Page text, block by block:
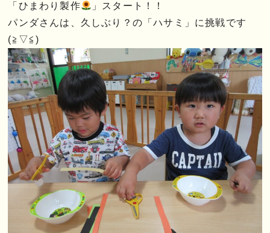
「ひまわり製作
」スタート！！
パンダさんは、久しぶり？の「ハサミ」に挑戦です
(≧▽≦)